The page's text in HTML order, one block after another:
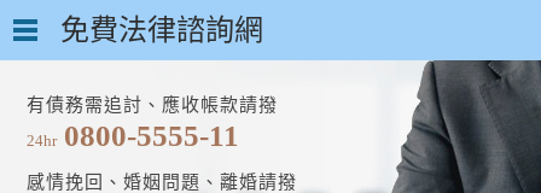
免費法律諮詢網
有債務需追討、應收帳款請撥
24hr 0800-5555-11
感情挽回、婚姻問題、離婚請撥